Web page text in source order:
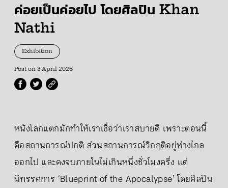
ค่อยเป็นค่อยไป โดยศิลปิน Khan
Nathi
Exhibition
Post on 3 April 2026
หนังโลกแตกมักทำให้เราเชื่อว่าเราสบายดี เพราะตอนนี้
คือสถานการณ์ปกติ ส่วนสถานการณ์วิกฤติอยู่ห่างไกล
ออกไป และคงจบภายในไม่เกินหนึ่งชั่วโมงครึ่ง แต่
นิทรรศการ ‘Blueprint of the Apocalypse’ โดยศิลปิน